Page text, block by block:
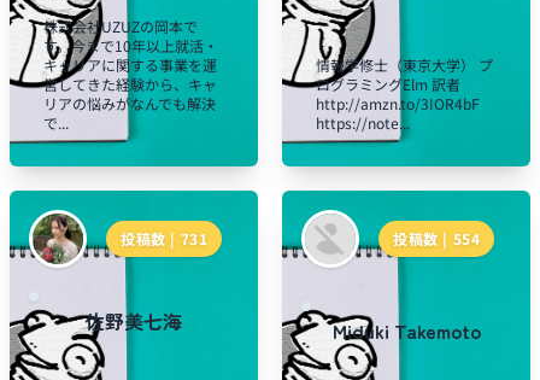
株式会社UZUZの岡本で
す。今まで10年以上就活・
キャリアに関する事業を運
営してきた経験から、キャ
リアの悩みがなんでも解決
で...
情報学修士（東京大学） プ
ログラミングElm 訳者
http://amzn.to/3IOR4bF
https://note...
投稿数 | 731
佐野美七海
投稿数 | 554
Miduki Takemoto